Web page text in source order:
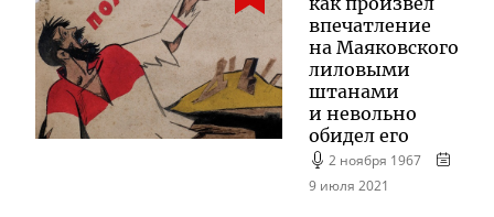
впечатление
на Маяковского
лиловыми
штанами
и невольно
обидел его
2 ноября 1967
9 июля 2021